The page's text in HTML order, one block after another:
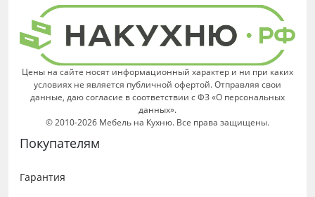
Цены на сайте носят информационный характер и ни при каких
условиях не является публичной офертой. Отправляя свои
данные, даю согласие в соответствии с ФЗ «О персональных
данных».
© 2010-2026 Мебель на Кухню. Все права защищены.
Покупателям
Гарантия